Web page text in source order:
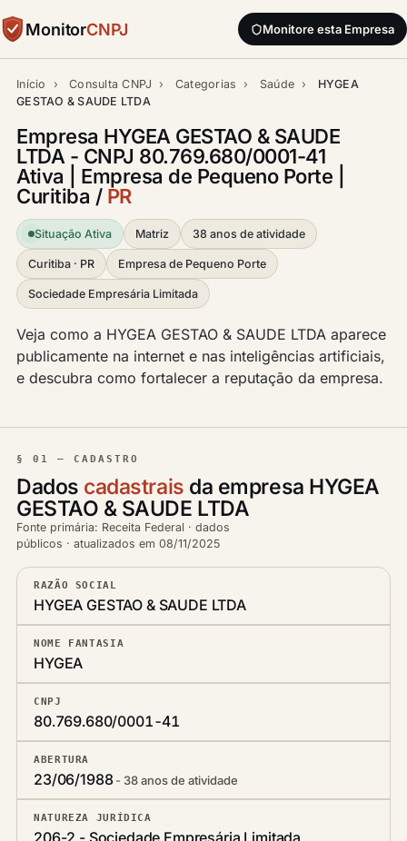
MonitorCNPJ Monitore esta Empresa
Início › Consulta CNPJ › Categorias › Saúde ›
HYGEA
GESTAO & SAUDE LTDA
Empresa HYGEA GESTAO & SAUDE
LTDA - CNPJ 80.769.680/0001-41
Ativa | Empresa de Pequeno Porte |
Curitiba / PR
Situação Ativa Matriz 38 anos de atividade
Curitiba · PR Empresa de Pequeno Porte
Sociedade Empresária Limitada
Veja como a HYGEA GESTAO & SAUDE LTDA aparece
publicamente na internet e nas inteligências artificiais,
e descubra como fortalecer a reputação da empresa.
§ 01 — CADASTRO
Dados cadastrais da empresa HYGEA
GESTAO & SAUDE LTDA
Fonte primária: Receita Federal · dados
públicos · atualizados em 08/11/2025
RAZÃO SOCIAL
HYGEA GESTAO & SAUDE LTDA
NOME FANTASIA
HYGEA
CNPJ
80.769.680/0001-41
ABERTURA
23/06/1988 38 anos de atividade
NATUREZA JURÍDICA
206-2 - Sociedade Empresária Limitada